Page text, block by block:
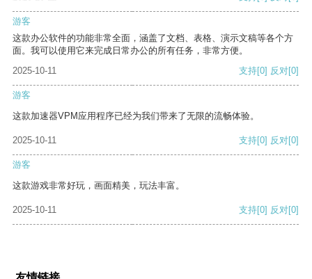
游客
这款办公软件的功能非常全面，涵盖了文档、表格、演示文稿等各个方
面。我可以使用它来完成日常办公的所有任务，非常方便。
2025-10-11
支持[0] 反对[0]
游客
这款加速器VPM应用程序已经为我们带来了无限的流畅体验。
2025-10-11 支持[0] 反对[0]
游客
这款游戏非常好玩，画面精美，玩法丰富。
2025-10-11 支持[0] 反对[0]